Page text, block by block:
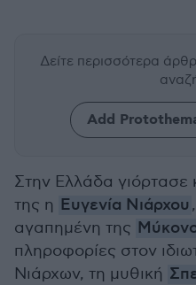
Δείτε περισσότερα
Add
Στην Ελλάδα γιόρτασε
της η Ευγενία Νιάρχου
αγαπημένη της
πληροφορίες στον
Νιάρχων, τη μυθική